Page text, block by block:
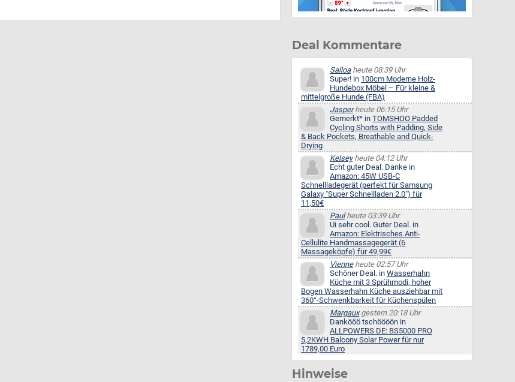
Deal Kommentare
Salloaheute 08:39 Uhr
Super! in 100cm Moderne Holz-
Hundebox Möbel – Für kleine &
mittelgroße Hunde (FBA)
Jasperheute 06:15 Uhr
Gemerkt* in TOMSHOO Padded
Cycling Shorts with Padding, Side
& Back Pockets, Breathable and Quick-
Drying
Kelseyheute 04:12 Uhr
Echt guter Deal. Danke in
Amazon: 45W USB-C
Schnellladegerät (perfekt für Samsung
Galaxy "Super Schnellladen 2.0") für
11,50€
Paulheute 03:39 Uhr
Ui sehr cool. Guter Deal. in
Amazon: Elektrisches Anti-
Cellulite Handmassagegerät (6
Massageköpfe) für 49,99€
Vienneheute 02:57 Uhr
Schöner Deal. in Wasserhahn
Küche mit 3 Sprühmodi, hoher
Bogen Wasserhahn Küche ausziehbar mit
360°-Schwenkbarkeit für Küchenspülen
Margauxgestern 20:18 Uhr
Dankööö tschöööön in
ALLPOWERS DE: BS5000 PRO
5,2KWH Balcony Solar Power für nur
1789,00 Euro
Hinweise